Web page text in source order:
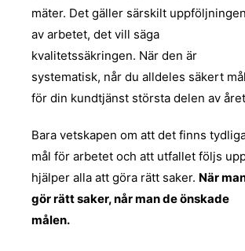
mäter. Det gäller särskilt uppföljningen
av arbetet, det vill säga
kvalitetssäkringen. När den är
systematisk, når du alldeles säkert
för din kundtjänst största delen av
Bara vetskapen om att det finns
mål för arbetet och att utfallet följs
hjälper alla att göra rätt saker. När
gör rätt saker, når man de önskade
målen.